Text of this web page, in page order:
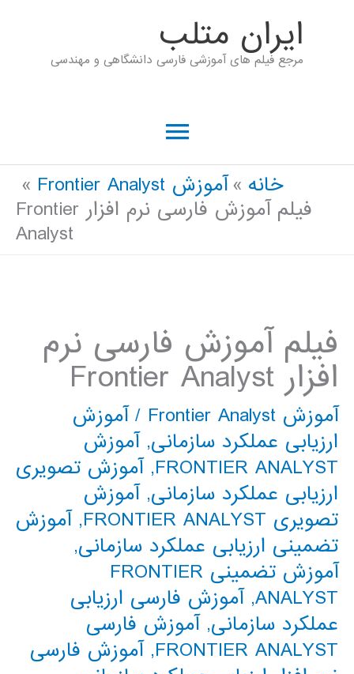
ايران متلب
مرجع فیلم های آموزشی فارسی دانشگاهی و مهندسی
فهرست
اصلی
خانه
آموزش Frontier Analyst
فیلم آموزش فارسی نرم افزار Frontier
Analyst
فیلم آموزش فارسی نرم
افزار Frontier Analyst
آموزش Frontier Analyst /آموزش
ارزیابی عملکرد سازمانی,آموزش
FRONTIER ANALYST
,آموزش تصویری
ارزیابی عملکرد سازمانی,آموزش
تصویری FRONTIER ANALYST
,آموزش
تضمینی ارزیابی عملکرد سازمانی,
آموزش تضمینی FRONTIER
ANALYST
,آموزش فارسی ارزیابی
عملکرد سازمانی,آموزش فارسی
FRONTIER ANALYST
,آموزش فارسی